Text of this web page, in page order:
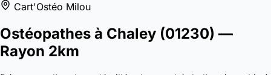
Cart'Ostéo Milou
Ostéopathes à Chaley (01230) —
Rayon 2km